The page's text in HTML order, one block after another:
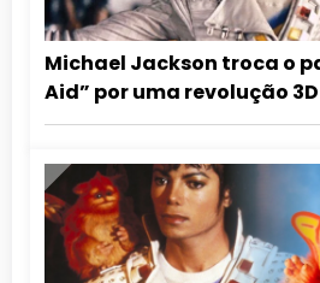
Michael Jackson troca o
Aid” por uma revolução
Captain EO